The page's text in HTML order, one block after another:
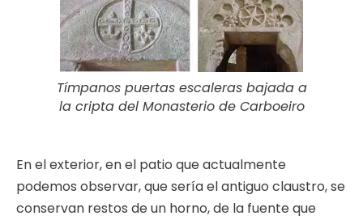
Tímpanos puertas escaleras bajada a
la cripta del Monasterio de Carboeiro
En el exterior, en el patio que actualmente
podemos observar, que sería el antiguo claustro, se
conservan restos de un horno, de la fuente que